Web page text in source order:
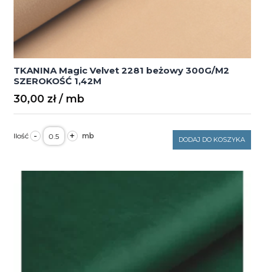
TKANINA Magic Velvet 2281 beżowy 300G/M2
SZEROKOŚĆ 1,42M
30,00 zł
- ilość
TKANINA
Magic
+ DODAJ DO KOSZYKA